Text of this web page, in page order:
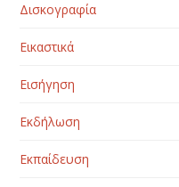
Δισκογραφία
Εικαστικά
Εισήγηση
Εκδήλωση
Εκπαίδευση